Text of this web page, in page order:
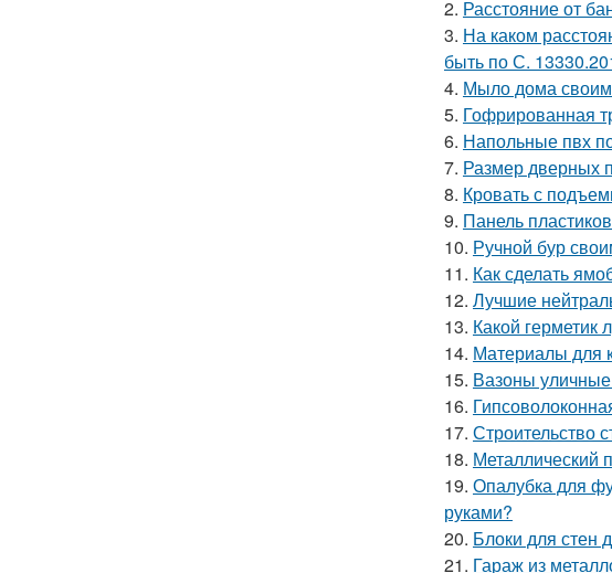
2. Расстояние от
3. На каком
быть по С.
4. Мыло дома
5. Гофрированная
6. Напольные пвх
7. Размер дверных
8. Кровать с
9. Панель
10. Ручной бур
11. Как сделать
12. Лучшие
13. Какой
14. Материалы для
15. Вазоны
16.
17. Строительство
18. Металлический
19. Опалубка для
руками?
20. Блоки для стен
21. Гараж из